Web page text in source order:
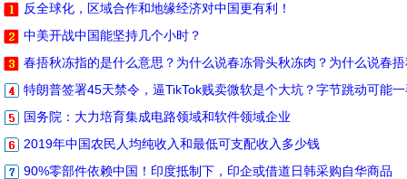
反全球化，区域合作和地缘经济对中国更有利！
中美开战中国能坚持几个小时？
春捂秋冻指的是什么意思？为什么说春冻骨头秋冻肉？为什么说春
特朗普签署45天禁令，逼TikTok贱卖微软是个大坑？字节跳动可能
国务院：大力培育集成电路领域和软件领域企业
2019年中国农民人均纯收入和最低可支配收入多少钱
90%零部件依赖中国！印度抵制下，印企或借道日韩采购自华商品